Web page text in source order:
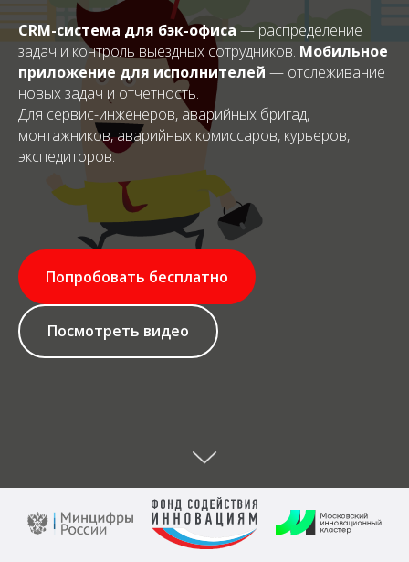
CRM-система для бэк-офиса — распределение
задач и контроль выездных сотрудников. Мобильное
приложение для исполнителей — отслеживание
новых задач и отчетность.
Для сервис-инженеров, аварийных бригад,
монтажников, аварийных комиссаров, курьеров,
экспедиторов.
Попробовать бесплатно
Посмотреть видео